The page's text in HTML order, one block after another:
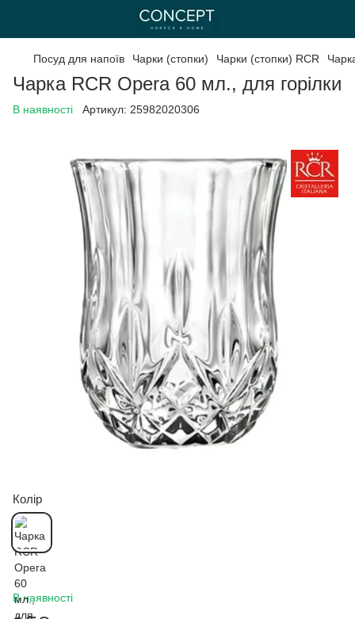
Посуд для напоїв Чарки (стопки) Чарки (стопки) RCR
Чарка RCR Opera 60 мл., для горілки
В наявності Артикул: 25982020306
Колір
В наявності